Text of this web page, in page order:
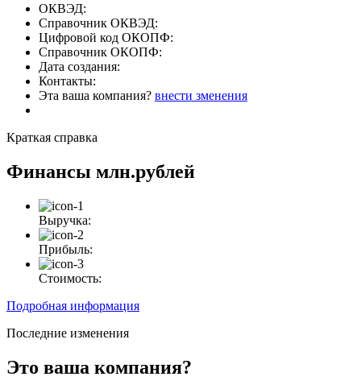
ОКВЭД:
Справочник ОКВЭД:
Цифровой код ОКОПФ:
Справочник ОКОПФ:
Дата создания:
Контакты:
Эта ваша компания? внести зменения
Краткая справка
Финансы млн.рублей
Выручка:
Прибыль:
Стоимость:
Подробная информация
Последние изменения
Это ваша компания?